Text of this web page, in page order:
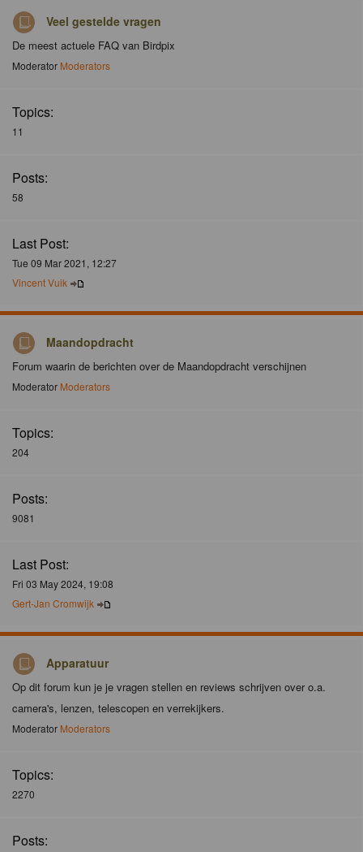
Veel gestelde vragen
De meest actuele FAQ van Birdpix
Moderator Moderators
Topics:
11
Posts:
58
Last Post:
Tue 09 Mar 2021, 12:27
Vincent Vuik
Maandopdracht
Forum waarin de berichten over de Maandopdracht verschijnen
Moderator Moderators
Topics:
204
Posts:
9081
Last Post:
Fri 03 May 2024, 19:08
Gert-Jan Cromwijk
Apparatuur
Op dit forum kun je je vragen stellen en reviews schrijven over o.a.
camera's, lenzen, telescopen en verrekijkers.
Moderator Moderators
Topics:
2270
Posts: